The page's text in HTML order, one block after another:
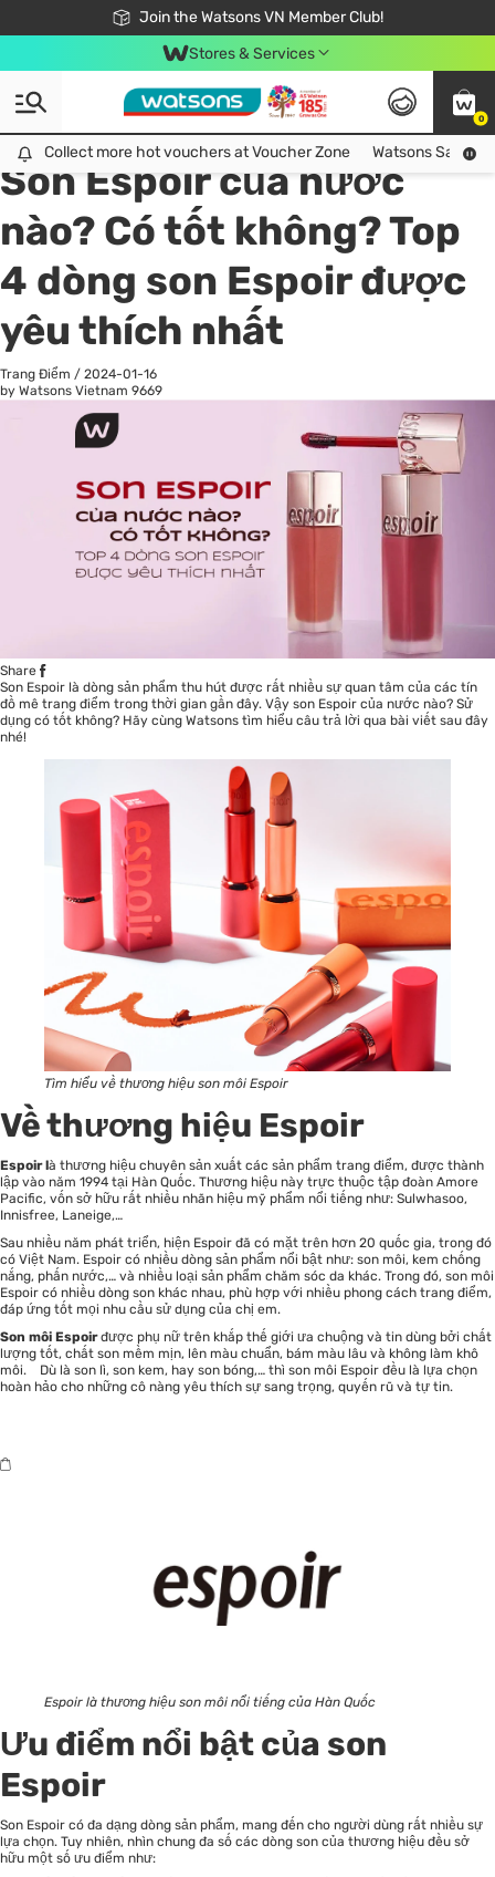
Join the Watsons VN Member Club!
Free Shipping For Order From 249,000Đ
24h Fast delivery in Hồ Chí Minh City
Stores & Services
0
Collect more hot vouchers at Voucher Zone
Collect more hot vouchers at Voucher Zone Watsons Safety
All
Chăm Sóc Cá Nhân
Son Espoir của nước
nào? Có tốt không? Top
4 dòng son Espoir được
yêu thích nhất
Trang Điểm / 2024-01-16
by Watsons Vietnam 9669
Share
Son Espoir là dòng sản phẩm thu hút được rất nhiều sự quan tâm của các tín
đồ mê trang điểm trong thời gian gần đây. Vậy son Espoir của nước nào? Sử
dụng có tốt không? Hãy cùng Watsons tìm hiểu câu trả lời qua bài viết sau đây
nhé!
Tìm hiểu về thương hiệu son môi Espoir
Về thương hiệu Espoir
Espoir là thương hiệu chuyên sản xuất các sản phẩm trang điểm, được thành
lập vào năm 1994 tại Hàn Quốc. Thương hiệu này trực thuộc tập đoàn Amore
Pacific, vốn sở hữu rất nhiều nhãn hiệu mỹ phẩm nổi tiếng như: Sulwhasoo,
Innisfree, Laneige,…
Sau nhiều năm phát triển, hiện Espoir đã có mặt trên hơn 20 quốc gia, trong đó
có Việt Nam. Espoir có nhiều dòng sản phẩm nổi bật như: son môi, kem chống
nắng, phấn nước,… và nhiều loại sản phẩm chăm sóc da khác. Trong đó, son môi
Espoir có nhiều dòng son khác nhau, phù hợp với nhiều phong cách trang điểm,
đáp ứng tốt mọi nhu cầu sử dụng của chị em.
Son môi Espoirđược phụ nữ trên khắp thế giới ưa chuộng và tin dùng bởi chất
lượng tốt, chất son mềm mịn, lên màu chuẩn, bám màu lâu và không làm khô
môi. Dù là son lì, son kem, hay son bóng,… thì son môi Espoir đều là lựa chọn
hoàn hảo cho những cô nàng yêu thích sự sang trọng, quyến rũ và tự tin.
Espoir là thương hiệu son môi nổi tiếng của Hàn Quốc
Ưu điểm nổi bật của son
Espoir
Son Espoir có đa dạng dòng sản phẩm, mang đến cho người dùng rất nhiều sự
lựa chọn. Tuy nhiên, nhìn chung đa số các dòng son của thương hiệu đều sở
hữu một số ưu điểm như: